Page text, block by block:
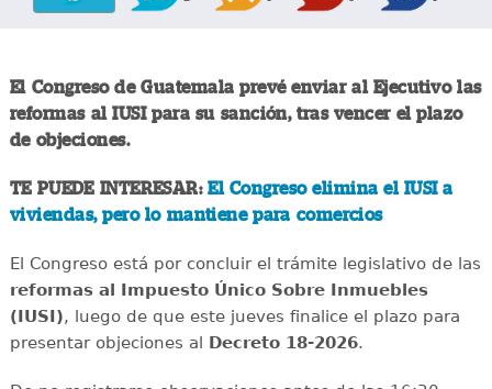
El Congreso de Guatemala prevé enviar al Ejecutivo las
reformas al IUSI para su sanción, tras vencer el plazo
de objeciones.
TE PUEDE INTERESAR:El Congreso elimina el IUSI a
viviendas, pero lo mantiene para comercios
El Congreso está por concluir el trámite legislativo de las
reformas al Impuesto Único Sobre Inmuebles
(IUSI), luego de que este jueves finalice el plazo para
presentar objeciones al Decreto 18-2026.